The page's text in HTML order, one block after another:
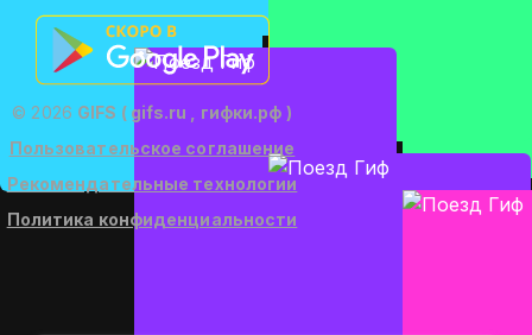
© 2026 GIFS ( gifs.ru , гифки.рф )
Пользовательское соглашение
Рекомендательные технологии
Политика конфиденциальности